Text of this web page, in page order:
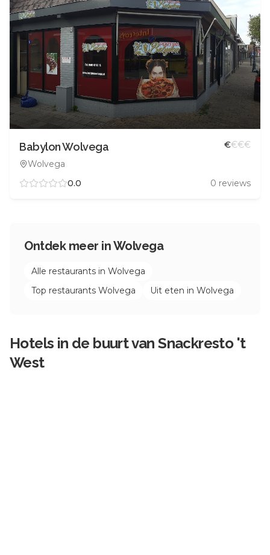
Babylon Wolvega
Wolvega
€€€€
0.0 0 reviews
Ontdek meer inWolvega
Alle restaurants in Wolvega
Top restaurants Wolvega Uit eten in Wolvega
Hotels in de buurt vanSnackresto 't
West